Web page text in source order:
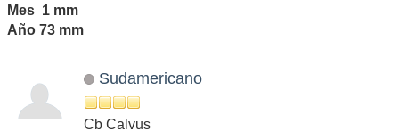
Mes 1 mm
Año 73 mm
Sudamericano
Cb Calvus